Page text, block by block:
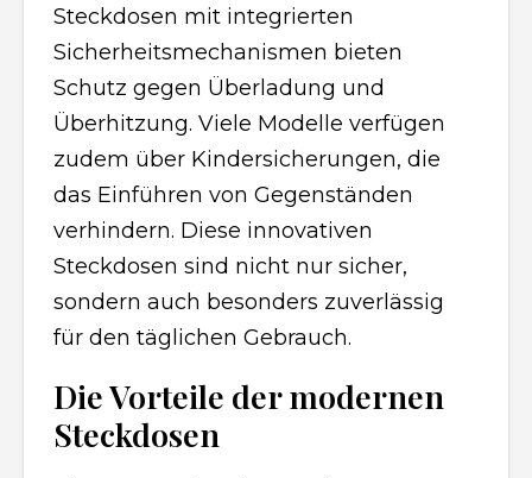
Steckdosen mit integrierten
Sicherheitsmechanismen bieten
Schutz gegen Überladung und
Überhitzung. Viele Modelle verfügen
zudem über Kindersicherungen, die
das Einführen von Gegenständen
verhindern. Diese innovativen
Steckdosen sind nicht nur sicher,
sondern auch besonders zuverlässig
für den täglichen Gebrauch.
Die Vorteile der modernen
Steckdosen